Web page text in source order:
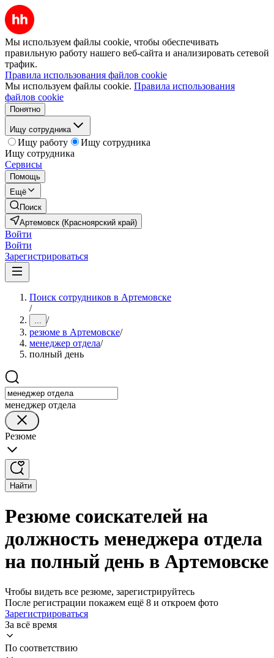
Мы используем файлы cookie, чтобы обеспечивать
правильную работу нашего веб-сайта и анализировать сетевой
трафик.
Правила использования файлов cookie
Мы используем файлы cookie. Правила использования
файлов cookie
Понятно
Ищу сотрудника
Ищу работу
Ищу сотрудника
Ищу сотрудника
Сервисы
Помощь
Ещё
Поиск
Артемовск (Красноярский край)
Войти
Войти
Зарегистрироваться
Поиск сотрудников в Артемовске
/
... /
резюме в Артемовске/
менеджер отдела/
полный день
менеджер отдела
Резюме
Найти
Резюме соискателей на
должность менеджера отдела
на полный день в Артемовске
Чтобы видеть все резюме, зарегистрируйтесь
После регистрации покажем ещё 8 и откроем фото
Зарегистрироваться
За всё время
По соответствию